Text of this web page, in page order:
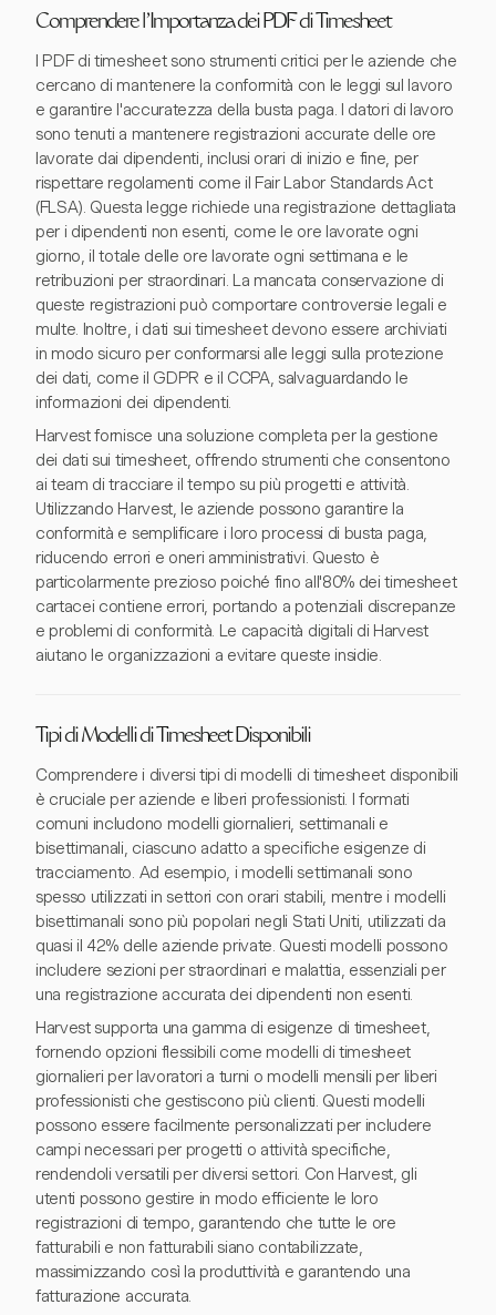
Comprendere l'Importanza dei PDF di Timesheet
I PDF di timesheet sono strumenti critici per le aziende che
cercano di mantenere la conformità con le leggi sul lavoro
e garantire l'accuratezza della busta paga. I datori di lavoro
sono tenuti a mantenere registrazioni accurate delle ore
lavorate dai dipendenti, inclusi orari di inizio e fine, per
rispettare regolamenti come il Fair Labor Standards Act
(FLSA). Questa legge richiede una registrazione dettagliata
per i dipendenti non esenti, come le ore lavorate ogni
giorno, il totale delle ore lavorate ogni settimana e le
retribuzioni per straordinari. La mancata conservazione di
queste registrazioni può comportare controversie legali e
multe. Inoltre, i dati sui timesheet devono essere archiviati
in modo sicuro per conformarsi alle leggi sulla protezione
dei dati, come il GDPR e il CCPA, salvaguardando le
informazioni dei dipendenti.
Harvest fornisce una soluzione completa per la gestione
dei dati sui timesheet, offrendo strumenti che consentono
ai team di tracciare il tempo su più progetti e attività.
Utilizzando Harvest, le aziende possono garantire la
conformità e semplificare i loro processi di busta paga,
riducendo errori e oneri amministrativi. Questo è
particolarmente prezioso poiché fino all'80% dei timesheet
cartacei contiene errori, portando a potenziali discrepanze
e problemi di conformità. Le capacità digitali di Harvest
aiutano le organizzazioni a evitare queste insidie.
Tipi di Modelli di Timesheet Disponibili
Comprendere i diversi tipi di modelli di timesheet disponibili
è cruciale per aziende e liberi professionisti. I formati
comuni includono modelli giornalieri, settimanali e
bisettimanali, ciascuno adatto a specifiche esigenze di
tracciamento. Ad esempio, i modelli settimanali sono
spesso utilizzati in settori con orari stabili, mentre i modelli
bisettimanali sono più popolari negli Stati Uniti, utilizzati da
quasi il 42% delle aziende private. Questi modelli possono
includere sezioni per straordinari e malattia, essenziali per
una registrazione accurata dei dipendenti non esenti.
Harvest supporta una gamma di esigenze di timesheet,
fornendo opzioni flessibili come modelli di timesheet
giornalieri per lavoratori a turni o modelli mensili per liberi
professionisti che gestiscono più clienti. Questi modelli
possono essere facilmente personalizzati per includere
campi necessari per progetti o attività specifiche,
rendendoli versatili per diversi settori. Con Harvest, gli
utenti possono gestire in modo efficiente le loro
registrazioni di tempo, garantendo che tutte le ore
fatturabili e non fatturabili siano contabilizzate,
massimizzando così la produttività e garantendo una
fatturazione accurata.